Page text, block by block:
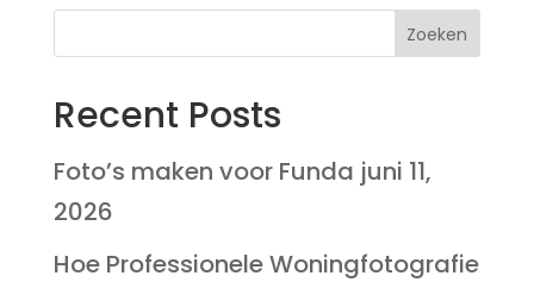
Recent Posts
Foto’s maken voor Funda juni 11,
2026
Hoe Professionele Woningfotografie